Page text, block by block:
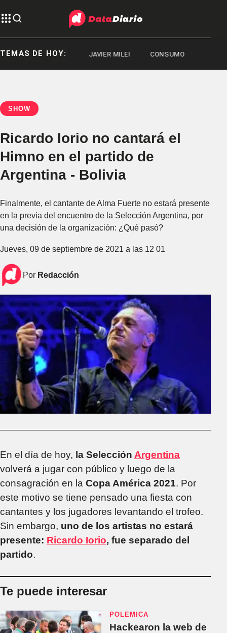
TEMAS DE HOY:
DEPORTES JAVIER MILEI CONSUMO
SHOW
Ricardo Iorio no cantará el
Himno en el partido de
Argentina - Bolivia
Finalmente, el cantante de Alma Fuerte no estará presente
en la previa del encuentro de la Selección Argentina, por
una decisión de la organización: ¿Qué pasó?
Jueves, 09 de septiembre de 2021 a las 12 01
Por Redacción
En el día de hoy, la Selección Argentina
volverá a jugar con público y luego de la
consagración en la Copa América 2021. Por
este motivo se tiene pensado una fiesta con
cantantes y los jugadores levantando el trofeo.
Sin embargo, uno de los artistas no estará
presente: Ricardo Iorio, fue separado del
partido.
Te puede interesar
POLÉMICA
Hackearon la web de